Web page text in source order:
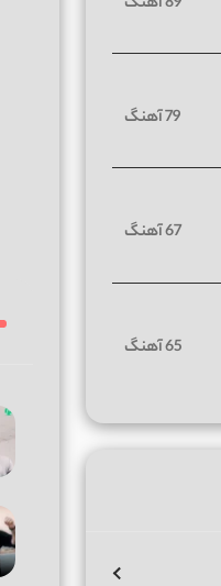
79 آهنگ
67 آهنگ
65 آهنگ